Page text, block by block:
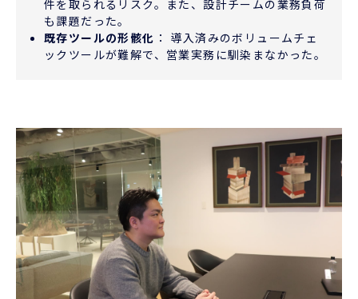
件を取られるリスク。また、設計チームの業務負荷
も課題だった。
既存ツールの形骸化 ： 導入済みのボリュームチェ
ックツールが難解で、営業実務に馴染まなかった。